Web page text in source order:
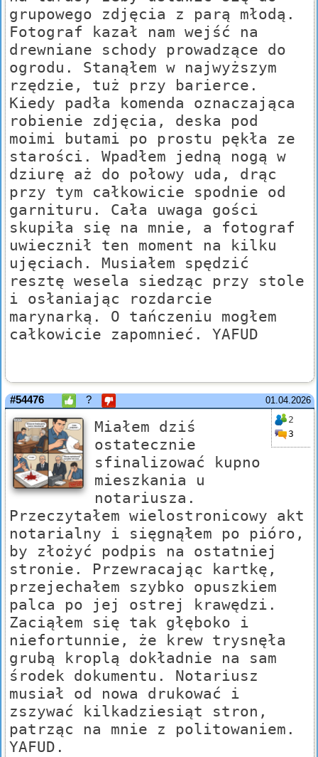
grupowego zdjęcia z parą młodą.
Fotograf kazał nam wejść na
drewniane schody prowadzące do
ogrodu. Stanąłem w najwyższym
rzędzie, tuż przy barierce.
Kiedy padła komenda oznaczająca
robienie zdjęcia, deska pod
moimi butami po prostu pękła ze
starości. Wpadłem jedną nogą w
dziurę aż do połowy uda, drąc
przy tym całkowicie spodnie od
garnituru. Cała uwaga gości
skupiła się na mnie, a fotograf
uwiecznił ten moment na kilku
ujęciach. Musiałem spędzić
resztę wesela siedząc przy stole
i osłaniając rozdarcie
marynarką. O tańczeniu mogłem
całkowicie zapomnieć. YAFUD
01.04.2026
#54476 ?
2
3
Miałem dziś
ostatecznie
sfinalizować kupno
mieszkania u
notariusza.
Przeczytałem wielostronicowy akt
notarialny i sięgnąłem po pióro,
by złożyć podpis na ostatniej
stronie. Przewracając kartkę,
przejechałem szybko opuszkiem
palca po jej ostrej krawędzi.
Zaciąłem się tak głęboko i
niefortunnie, że krew trysnęła
grubą kroplą dokładnie na sam
środek dokumentu. Notariusz
musiał od nowa drukować i
zszywać kilkadziesiąt stron,
patrząc na mnie z politowaniem.
YAFUD.